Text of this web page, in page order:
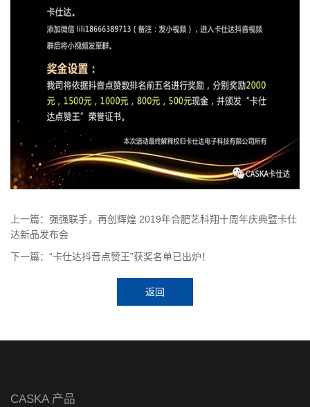
上一篇：强强联手，再创辉煌 2019年合肥艺科翔十周年庆典暨卡仕
达新品发布会
下一篇：“卡仕达抖音点赞王”获奖名单已出炉！
返回
CASKA 产品